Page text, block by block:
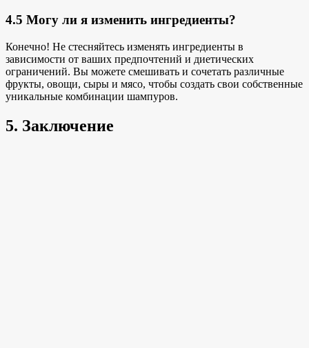
4.5 Могу ли я изменить ингредиенты?
Конечно! Не стесняйтесь изменять ингредиенты в
зависимости от ваших предпочтений и диетических
ограничений. Вы можете смешивать и сочетать различные
фрукты, овощи, сыры и мясо, чтобы создать свои собственные
уникальные комбинации шампуров.
5. Заключение